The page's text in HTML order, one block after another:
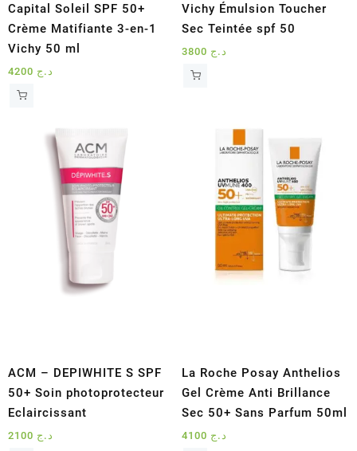
Capital Soleil SPF 50+
Crème Matifiante 3-en-1
Vichy 50 ml
د.ج
Vichy Émulsion Toucher
Sec Teintée spf 50
د.ج
ACM – DEPIWHITE S SPF
50+ Soin photoprotecteur
Eclaircissant
د.ج
La Roche Posay Anthelios
Gel Crème Anti Brillance
Sec 50+ Sans Parfum 50ml
د.ج